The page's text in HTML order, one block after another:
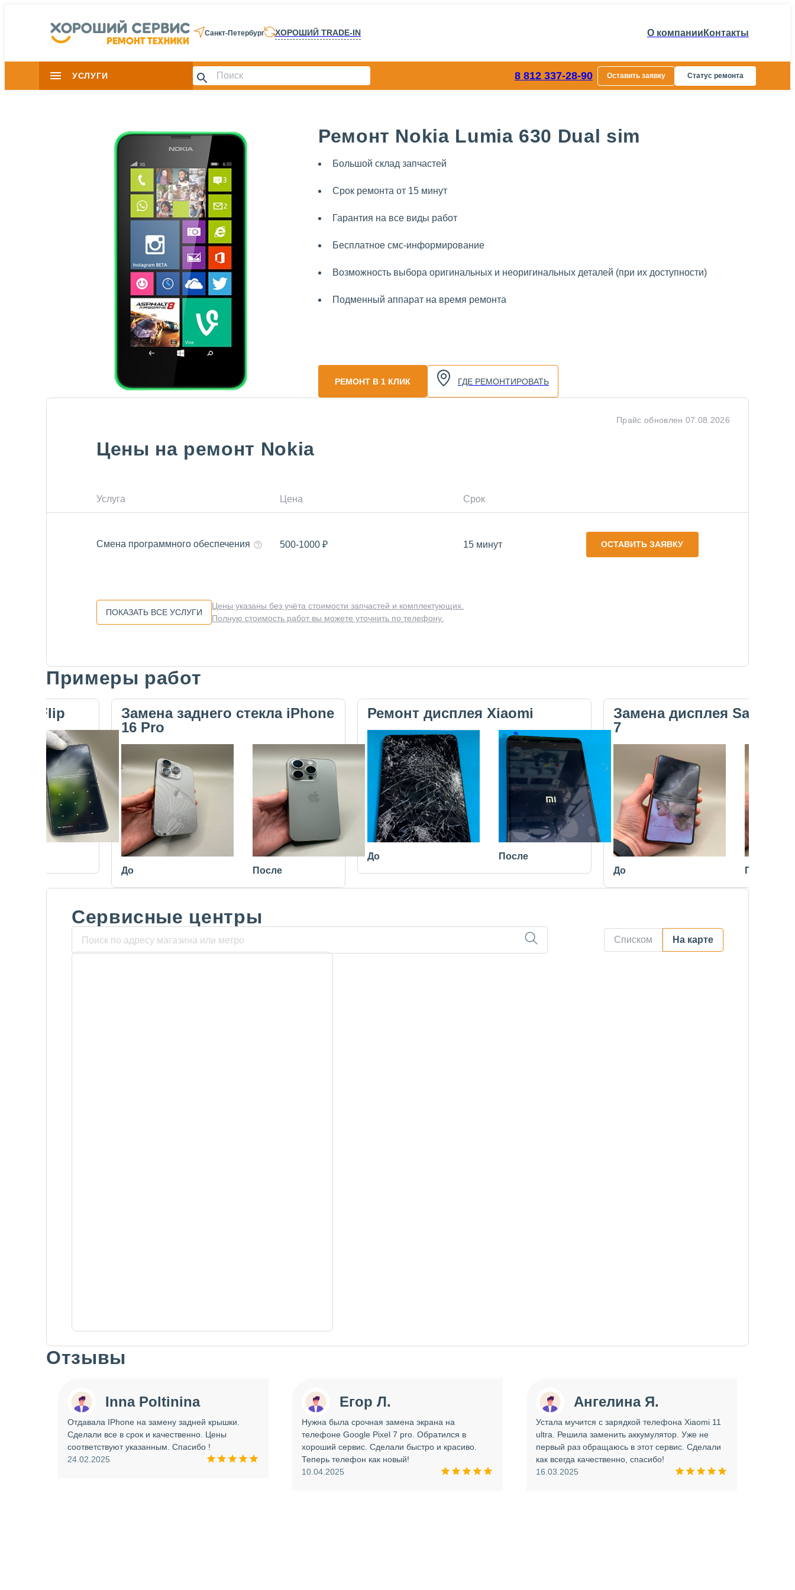
Санкт-Петербург ХОРОШИЙ TRADE-IN О компании Контакты
УСЛУГИ 8 812 337-28-90 Оставить заявку Статус ремонта
Ремонт Nokia Lumia 630 Dual sim
Большой склад запчастей
Срок ремонта от 15 минут
Гарантия на все виды работ
Бесплатное смс-информирование
Возможность выбора оригинальных и неоригинальных деталей (при их доступности)
Подменный аппарат на время ремонта
РЕМОНТ В 1 КЛИК ГДЕ РЕМОНТИРОВАТЬ
Цены на ремонт Nokia
Прайс обновлен 07.08.2026
Услуга Цена Срок
Смена программного обеспечения 500-1000₽ 15 минут ОСТАВИТЬ ЗАЯВКУ
ПОКАЗАТЬ ВСЕ УСЛУГИ
Цены указаны без учёта стоимости запчастей и комплектующих.
Полную стоимость работ вы можете уточнить по телефону.
Примеры работ
Flip
Замена заднего стекла iPhone
16 Pro
До После
Ремонт дисплея Xiaomi
До После
Замена дисплея
7
До После
Сервисные центры
Списком На карте
Отзывы
Inna Poltinina
Отдавала IPhone на замену задней крышки.
Сделали все в срок и качественно. Цены
соответствуют указанным. Спасибо !
24.02.2025
Егор Л.
Нужна была срочная замена экрана на
телефоне Google Pixel 7 pro. Обратился в
хороший сервис. Сделали быстро и красиво.
Теперь телефон как новый!
10.04.2025
Ангелина Я.
Устала мучится с зарядкой телефона Xiaomi 11
ultra. Решила заменить аккумулятор. Уже не
первый раз обращаюсь в этот сервис. Сделали
как всегда качественно, спасибо!
16.03.2025